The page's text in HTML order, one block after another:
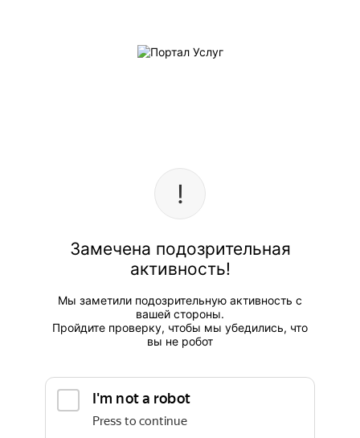
Замечена подозрительная
активность!
Мы заметили подозрительную активность с
вашей стороны.
Пройдите проверку, чтобы мы убедились, что
вы не робот